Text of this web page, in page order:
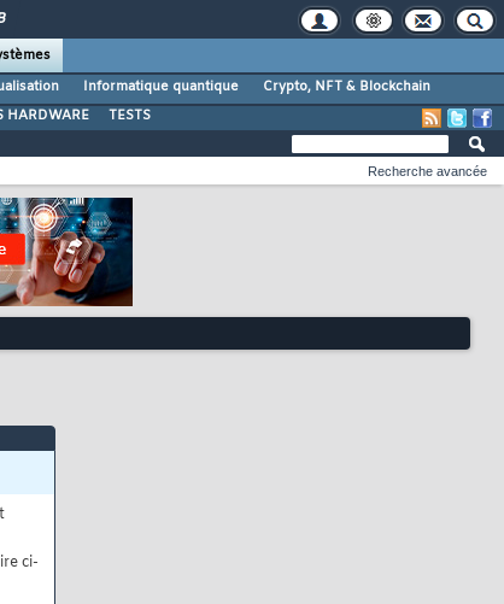
Informatique quantique
Crypto, NFT & Blockchain
HARDWARE TESTS
Recherche avancée
ci-